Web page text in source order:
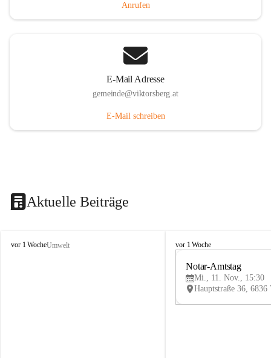
Anrufen
E-Mail Adresse
gemeinde@viktorsberg.at
E-Mail schreiben
Aktuelle Beiträge
V
vor 1 WocheUmwelt
V
vor 1 Woche
Notar-Amtstag
Mi., 11. Nov., 15:30